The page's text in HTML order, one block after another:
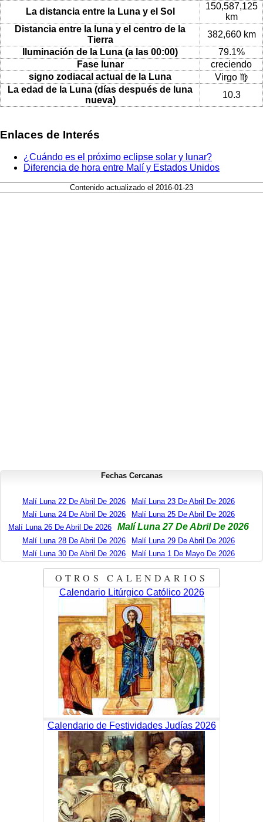
La distancia entre la Luna y el Sol
150,587,125
km
Distancia entre la luna y el centro de la
Tierra
382,660 km
Iluminación de la Luna (a las 00:00)
79.1%
Fase lunar
creciendo
signo zodiacal actual de la Luna
Virgo ♍
La edad de la Luna (días después de luna
nueva)
10.3
Enlaces de Interés
¿Cuándo es el próximo eclipse solar y lunar?
Diferencia de hora entre Malí y Estados Unidos
Contenido actualizado el 2016-01-23
Fechas Cercanas
Malí Luna 22 De Abril De 2026
Malí Luna 23 De Abril De 2026
Malí Luna 24 De Abril De 2026
Malí Luna 25 De Abril De 2026
Malí Luna 26 De Abril De 2026
Malí Luna 27 De Abril De 2026
Malí Luna 28 De Abril De 2026
Malí Luna 29 De Abril De 2026
Malí Luna 30 De Abril De 2026
Malí Luna 1 De Mayo De 2026
OTROS CALENDARIOS
Calendario Litúrgico Católico 2026
Calendario de Festividades Judías 2026